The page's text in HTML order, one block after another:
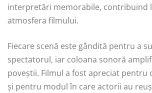
interpretări memorabile, contribuind
atmosfera filmului.
Fiecare scenă este gândită pentru a
spectatorul, iar coloana sonoră
poveștii. Filmul a fost apreciat pentru
și pentru modul în care actorii au